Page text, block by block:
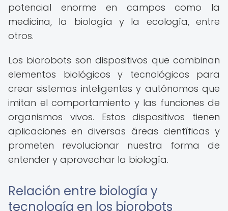
potencial enorme en campos como la
medicina, la biología y la ecología, entre
otros.
Los biorobots son dispositivos que combinan
elementos biológicos y tecnológicos para
crear sistemas inteligentes y autónomos que
imitan el comportamiento y las funciones de
organismos vivos. Estos dispositivos tienen
aplicaciones en diversas áreas científicas y
prometen revolucionar nuestra forma de
entender y aprovechar la biología.
Relación entre biología y
tecnología en los biorobots